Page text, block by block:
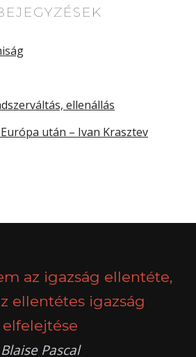
ellenállás
után – Ivan Krasztev
az igazság ellentéte,
ellentétes igazság
elfelejtése
Blaise Pascal